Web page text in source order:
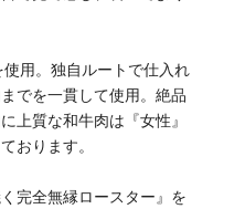
用。独自ルートで仕入れ
でを一貫して使用。絶品
上質な和牛肉は『女性』
おります。
完全無縁ロースター』を